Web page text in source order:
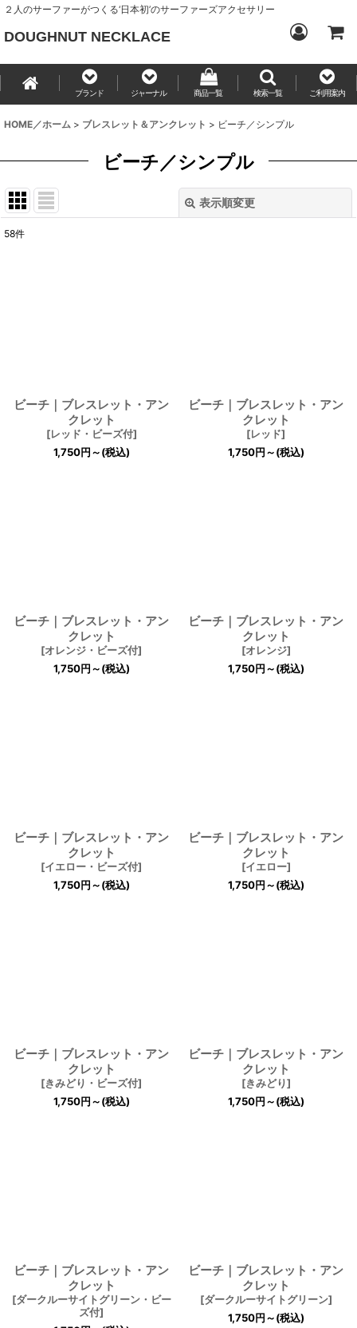
２人のサーファーがつくる‘日本初’のサーファーズアクセサリー
DOUGHNUT NECKLACE
ブランド ジャーナル 商品一覧 検索一覧 ご利用案内
HOME／ホーム > ブレスレット＆アンクレット > ビーチ／シンプル
ビーチ／シンプル
表示順変更
58件
ビーチ｜ブレスレット・アン
クレット
[レッド・ビーズ付]
1,750円～(税込)
ビーチ｜ブレスレット・アン
クレット
[レッド]
1,750円～(税込)
ビーチ｜ブレスレット・アン
クレット
[オレンジ・ビーズ付]
1,750円～(税込)
ビーチ｜ブレスレット・アン
クレット
[オレンジ]
1,750円～(税込)
ビーチ｜ブレスレット・アン
クレット
[イエロー・ビーズ付]
1,750円～(税込)
ビーチ｜ブレスレット・アン
クレット
[イエロー]
1,750円～(税込)
ビーチ｜ブレスレット・アン
クレット
[きみどり・ビーズ付]
1,750円～(税込)
ビーチ｜ブレスレット・アン
クレット
[きみどり]
1,750円～(税込)
ビーチ｜ブレスレット・アン
クレット
[ダークルーサイトグリーン・ビー
ズ付]
ビーチ｜ブレスレット・アン
クレット
[ダークルーサイトグリーン]
1,750円～(税込)